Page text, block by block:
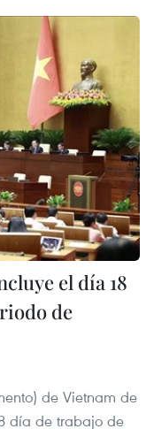
el día 18
de
de Vietnam de
día de trabajo de